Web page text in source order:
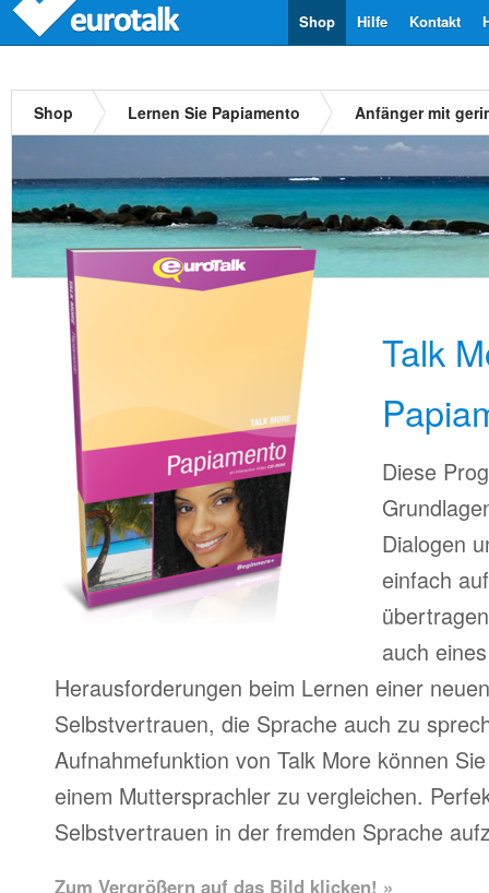
Kontakt
Hilfe
Shop
Shop Lernen Sie Papiamento Anfänger mit
Talk
Diese
Dialogen
einfach
auch
Herausforderungen beim Lernen einer
Selbstvertrauen, die Sprache auch zu
Aufnahmefunktion von Talk More können
einem Muttersprachler zu vergleichen.
Selbstvertrauen in der fremden Sprache
Zum Vergrößern auf das Bild klicken! »